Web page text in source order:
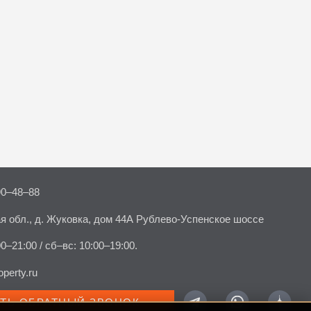
обл., д. Жуковка, дом 44А Рублево-Успенское шоссе
/ сб–вс: 10:00–19:00.
ОБРАТНЫЙ ЗВОНОК